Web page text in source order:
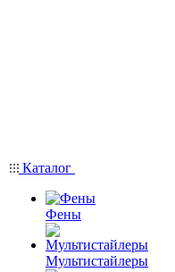
Каталог
Фены
Мультистайлеры